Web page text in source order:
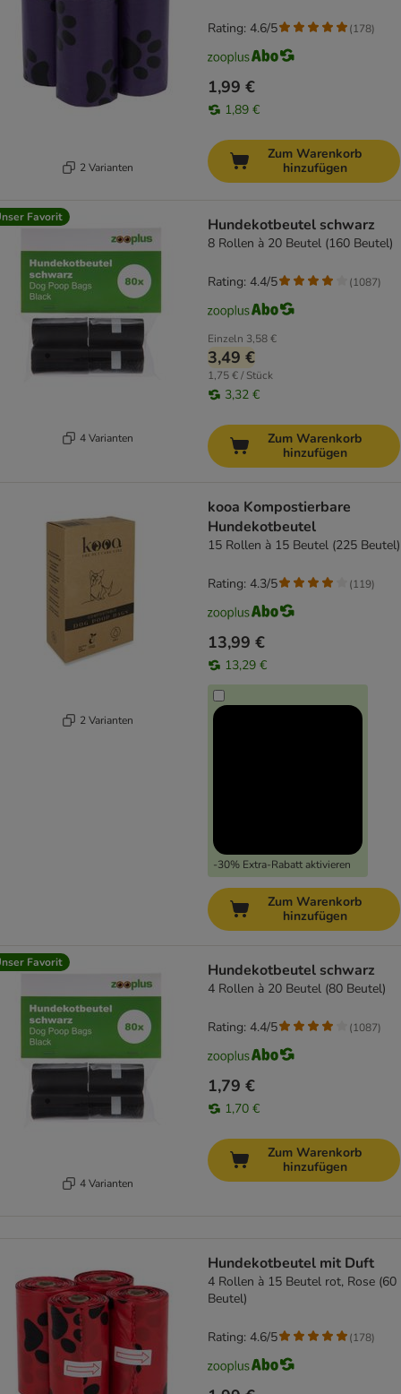
2 Varianten
1,99 €
1,89 €
Rating: 4.6/5 (178)
Zum Warenkorb
hinzufügen
Favorit
4 Varianten
Hundekotbeutel schwarz
8 Rollen à 20 Beutel (160 Beutel)
Einzeln 3,58 €
3,49 €
1,75 € / Stück
3,32 €
Rating: 4.4/5 (1087)
Zum Warenkorb
hinzufügen
2 Varianten
kooa Kompostierbare
Hundekotbeutel
15 Rollen à 15 Beutel (225 Beutel)
13,99 €
13,29 €
-30% Extra-Rabatt aktivieren
Rating: 4.3/5 (119)
Zum Warenkorb
hinzufügen
Favorit
4 Varianten
Hundekotbeutel schwarz
4 Rollen à 20 Beutel (80 Beutel)
1,79 €
1,70 €
Rating: 4.4/5 (1087)
Zum Warenkorb
hinzufügen
Hundekotbeutel mit Duft
4 Rollen à 15 Beutel rot, Rose (60
Beutel)
Rating: 4.6/5 (178)